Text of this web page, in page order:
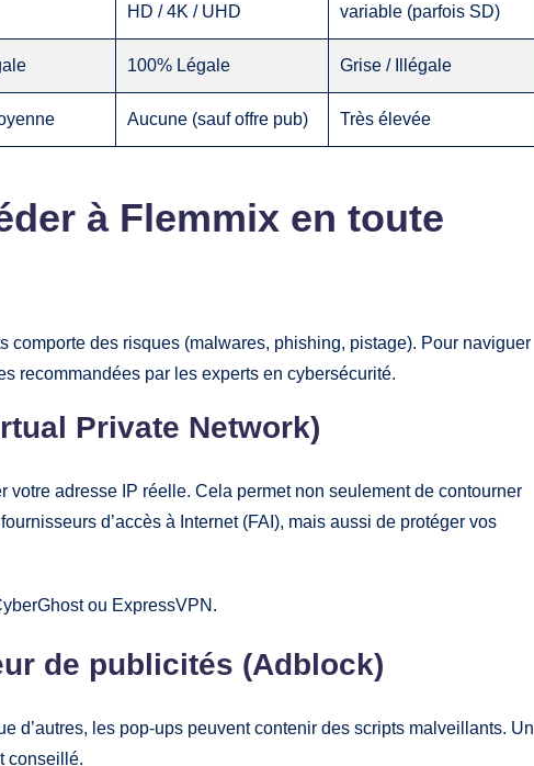
HD / 4K / UHD variable (parfois SD)
100% Légale Grise / Illégale
Aucune (sauf offre pub) Très élevée
à Flemmix en toute
comporte des risques (malwares, phishing, pistage). Pour naviguer
recommandées par les experts en cybersécurité.
Private Network)
votre adresse IP réelle. Cela permet non seulement de contourner
d’accès à Internet (FAI), mais aussi de protéger vos
ou ExpressVPN.
de publicités (Adblock)
d’autres, les pop-ups peuvent contenir des scripts malveillants. Un
conseillé.